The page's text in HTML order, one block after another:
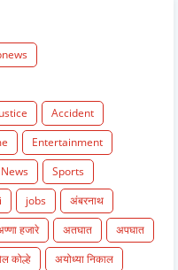
Accident
Entertainment
Sports
jobs
अंबरनाथ
हजारे अतघात
अपघात
कोल्हे
अयोध्या निकाल